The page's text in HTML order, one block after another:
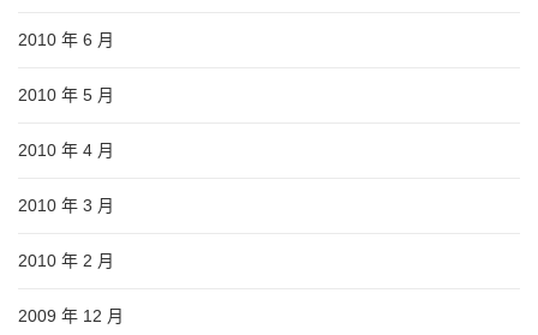
2010 年 6 月
2010 年 5 月
2010 年 4 月
2010 年 3 月
2010 年 2 月
2009 年 12 月